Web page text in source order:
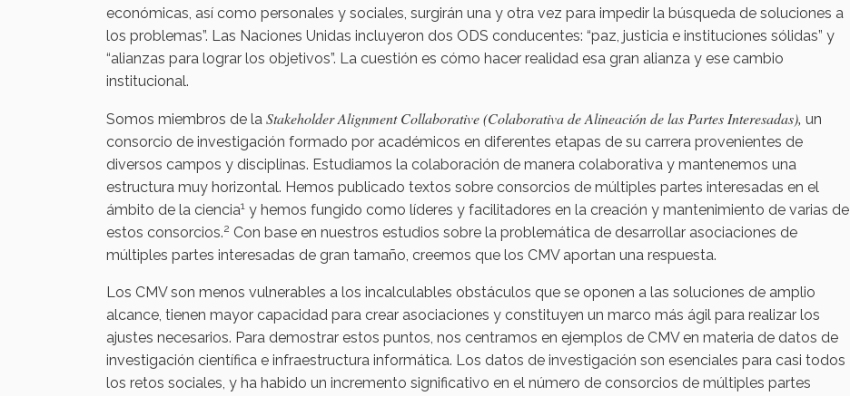
económicas, así como personales y sociales, surgirán una y otra vez para impedir la búsqueda de soluciones a
los problemas”. Las Naciones Unidas incluyeron dos ODS conducentes: “paz, justicia e instituciones sólidas” y
“alianzas para lograr los objetivos”. La cuestión es cómo hacer realidad esa gran alianza y ese cambio
institucional.
Somos miembros de la Stakeholder Alignment Collaborative (Colaborativa de Alineación de las Partes Interesadas), un
consorcio de investigación formado por académicos en diferentes etapas de su carrera provenientes de
diversos campos y disciplinas. Estudiamos la colaboración de manera colaborativa y mantenemos una
estructura muy horizontal. Hemos publicado textos sobre consorcios de múltiples partes interesadas en el
ámbito de la ciencia1 y hemos fungido como líderes y facilitadores en la creación y mantenimiento de varias de
estos consorcios.2 Con base en nuestros estudios sobre la problemática de desarrollar asociaciones de
múltiples partes interesadas de gran tamaño, creemos que los CMV aportan una respuesta.
Los CMV son menos vulnerables a los incalculables obstáculos que se oponen a las soluciones de amplio
alcance, tienen mayor capacidad para crear asociaciones y constituyen un marco más ágil para realizar los
ajustes necesarios. Para demostrar estos puntos, nos centramos en ejemplos de CMV en materia de datos de
investigación científica e infraestructura informática. Los datos de investigación son esenciales para casi todos
los retos sociales, y ha habido un incremento significativo en el número de consorcios de múltiples partes